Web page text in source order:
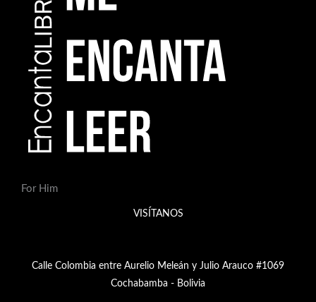
For Him
VISÍTANOS
Calle Colombia entre Aurelio Meleán y Julio Arauco #1069
Cochabamba - Bolivia